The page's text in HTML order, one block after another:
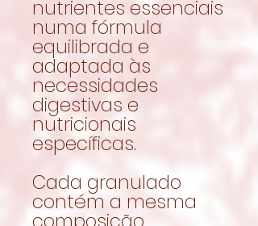
nutrientes essenciais
numa fórmula
equilibrada e
adaptada às
necessidades
digestivas e
nutricionais
específicas.
Cada granulado
contém a mesma